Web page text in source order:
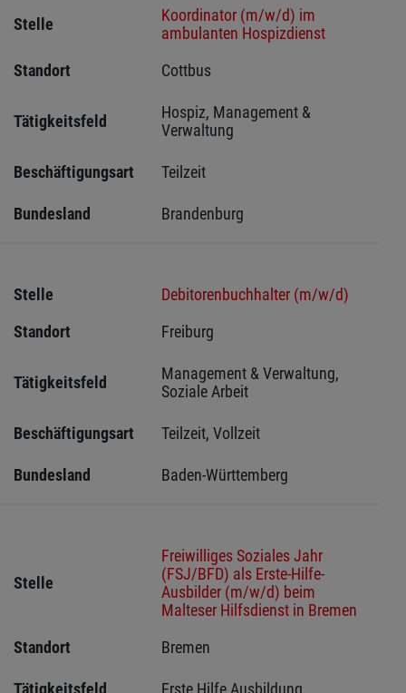
Stelle
Koordinator (m/w/d) im
ambulanten Hospizdienst
Standort
Cottbus
Tätigkeitsfeld
Hospiz, Management &
Verwaltung
Beschäftigungsart Teilzeit
Bundesland Brandenburg
Stelle
Debitorenbuchhalter (m/w/d)
Standort
Freiburg
Tätigkeitsfeld
Management & Verwaltung,
Soziale Arbeit
Beschäftigungsart Teilzeit, Vollzeit
Bundesland Baden-Württemberg
Stelle
Freiwilliges Soziales Jahr
(FSJ/BFD) als Erste-Hilfe-
Ausbilder (m/w/d) beim
Malteser Hilfsdienst in Bremen
Standort
Bremen
Tätigkeitsfeld Erste Hilfe Ausbildung